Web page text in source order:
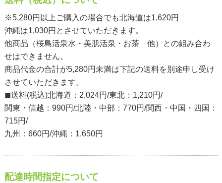
※5,280円以上ご購入の場合でも北海道は1,620円
沖縄は1,030円とさせていただきます。
他商品（桜島活泉水・美肌活泉・お茶 他）との組み合わ
せはできません。
商品代金の合計が5,280円未満は下記の送料を別途申し受け
させていただきます。
◼︎送料(税込)北海道：2,024円/東北：1,210円/
関東・信越：990円/北陸・中部：770円/関西・中国・四国：
715円/
九州：660円/沖縄：1,650円
配達時間指定について